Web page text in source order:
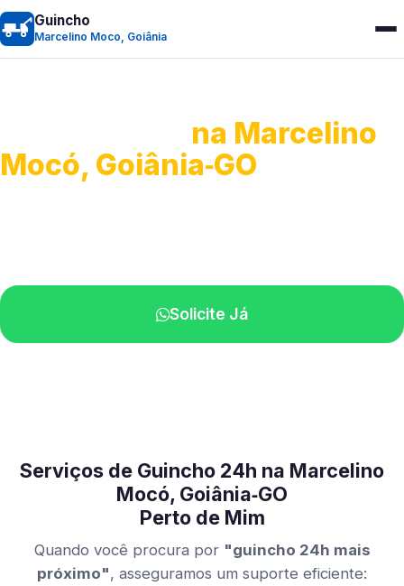
Guincho
Marcelino Moco, Goiânia
na Marcelino
Mocó, Goiânia‑GO
Solicite Já
Serviços de Guincho 24h na Marcelino
Mocó, Goiânia‑GO
Perto de Mim
Quando você procura por "guincho 24h mais
próximo", asseguramos um suporte eficiente: